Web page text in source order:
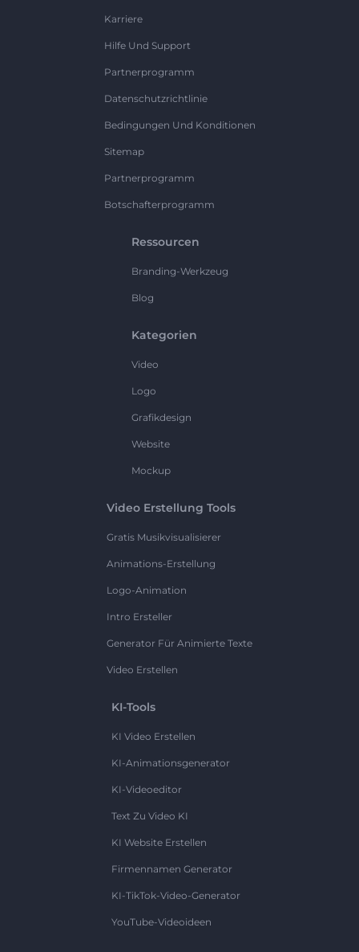
Karriere
Hilfe Und Support
Partnerprogramm
Datenschutzrichtlinie
Bedingungen Und Konditionen
Sitemap
Partnerprogramm
Botschafterprogramm
Ressourcen
Branding-Werkzeug
Blog
Kategorien
Video
Logo
Grafikdesign
Website
Mockup
Video Erstellung Tools
Gratis Musikvisualisierer
Animations-Erstellung
Logo-Animation
Intro Ersteller
Generator Für Animierte Texte
Video Erstellen
KI-Tools
KI Video Erstellen
KI-Animationsgenerator
KI-Videoeditor
Text Zu Video KI
KI Website Erstellen
Firmennamen Generator
KI-TikTok-Video-Generator
YouTube-Videoideen